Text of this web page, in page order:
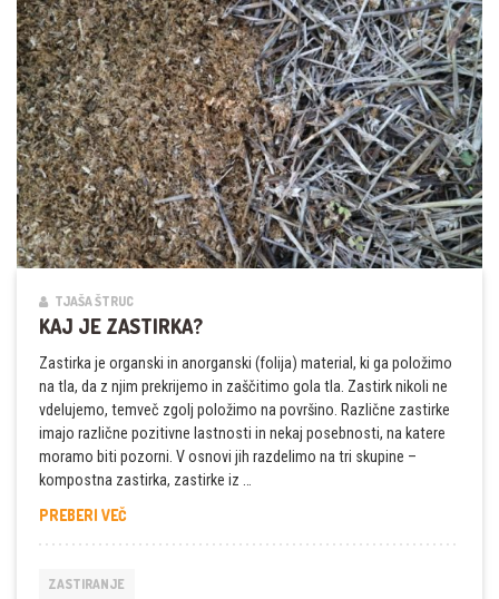
TJAŠA ŠTRUC
KAJ JE ZASTIRKA?
Zastirka je organski in anorganski (folija) material, ki ga položimo
na tla, da z njim prekrijemo in zaščitimo gola tla. Zastirk nikoli ne
vdelujemo, temveč zgolj položimo na površino. Različne zastirke
imajo različne pozitivne lastnosti in nekaj posebnosti, na katere
moramo biti pozorni. V osnovi jih razdelimo na tri skupine –
kompostna zastirka, zastirke iz …
PREBERI VEČKAJ
ZASTIRANJE